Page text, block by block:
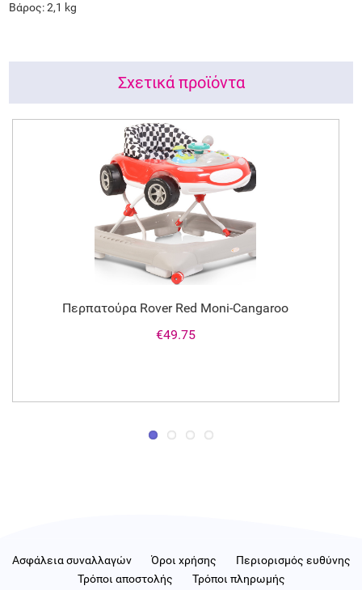
Βάρος: 2,1 kg
Σχετικά προϊόντα
Περπατούρα Rover Red Moni-Cangaroo
€49.75
Ασφάλεια συναλλαγών Όροι χρήσης
Περιορισμός ευθύνης
Τρόποι αποστολής
Τρόποι πληρωμής